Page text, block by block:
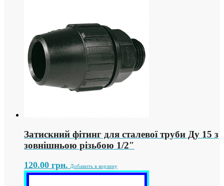
Затискний фітинг для сталевої труби Ду 15 з
зовнішньою різьбою 1/2″
120.00 грн. Добавить в корзину